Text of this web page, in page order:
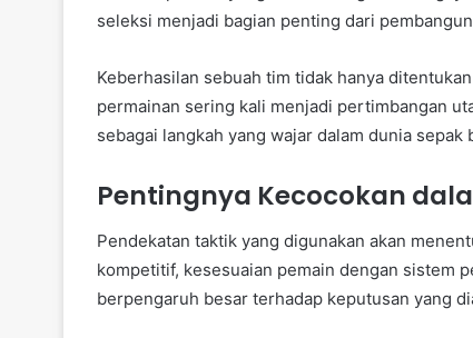
seleksi menjadi bagian penting dari
Keberhasilan sebuah tim tidak hanya
permainan sering kali menjadi pertimbangan
sebagai langkah yang wajar dalam dunia sepak
Pentingnya Kecocokan
Pendekatan taktik yang digunakan akan
kompetitif, kesesuaian pemain dengan sistem
berpengaruh besar terhadap keputusan yang